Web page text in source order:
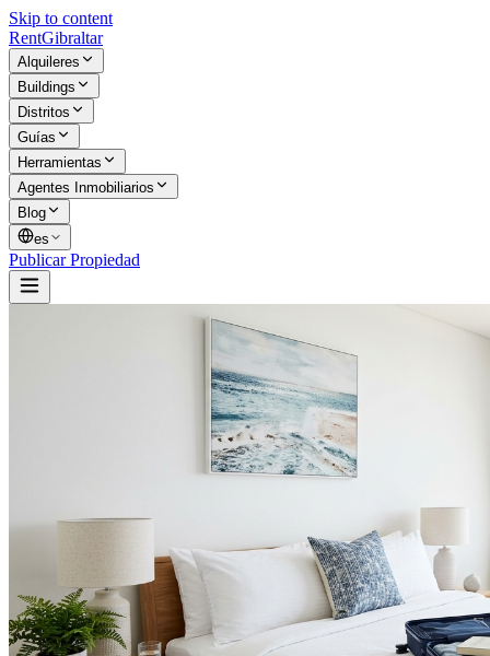
Skip to content
RentGibraltar
Alquileres
Buildings
Distritos
Guías
Herramientas
Agentes Inmobiliarios
Blog
es
Publicar Propiedad